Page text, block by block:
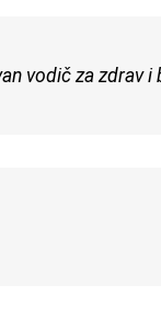
vodič za zdrav i